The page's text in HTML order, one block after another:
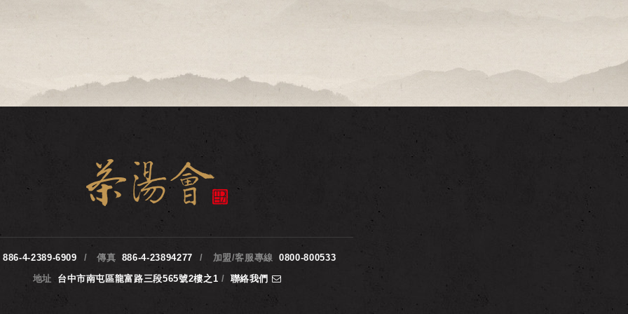
886-4-2389-6909 傳真 886-4-23894277 加盟/客服專線
0800-800533
地址
台中市南屯區龍富路三段565號2樓之1 / 聯絡我們